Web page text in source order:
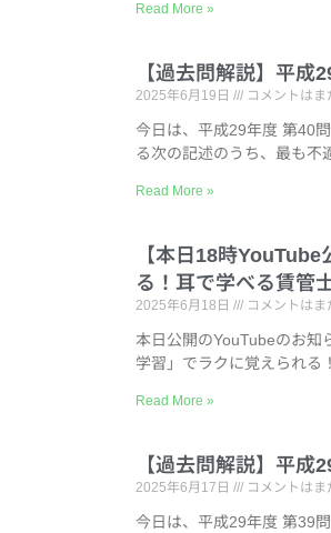
Read More »
【過去問解説】平
2025年6月19日 コメントは
今日は、平成29年度 第40
る次の記述のうち、最も
Read More »
【本日18時
る！耳で学べる賃管
2025年6月18日 コメントは
本日公開のYouTubeのお
学習」でラクに覚えられる
Read More »
【過去問解説】平
2025年6月17日 コメントは
今日は、平成29年度 第39